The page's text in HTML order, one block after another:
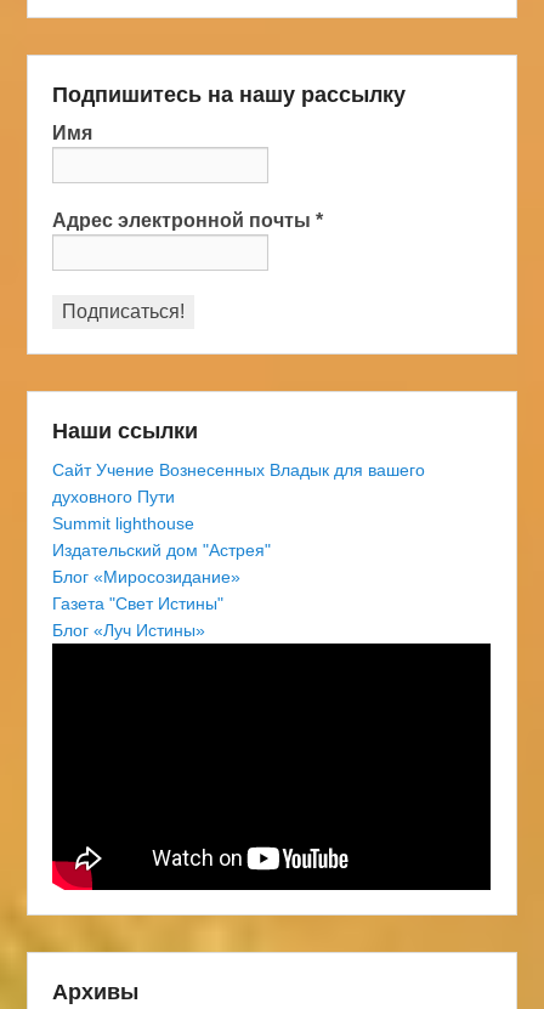
Подпишитесь на нашу рассылку
Имя
Адрес электронной почты*
Наши ссылки
Сайт Учение Вознесенных Владык для вашего
духовного Пути
Summit lighthouse
Издательский дом "Астрея"
Блог «Миросозидание»
Газета "Свет Истины"
Блог «Луч Истины»
Архивы